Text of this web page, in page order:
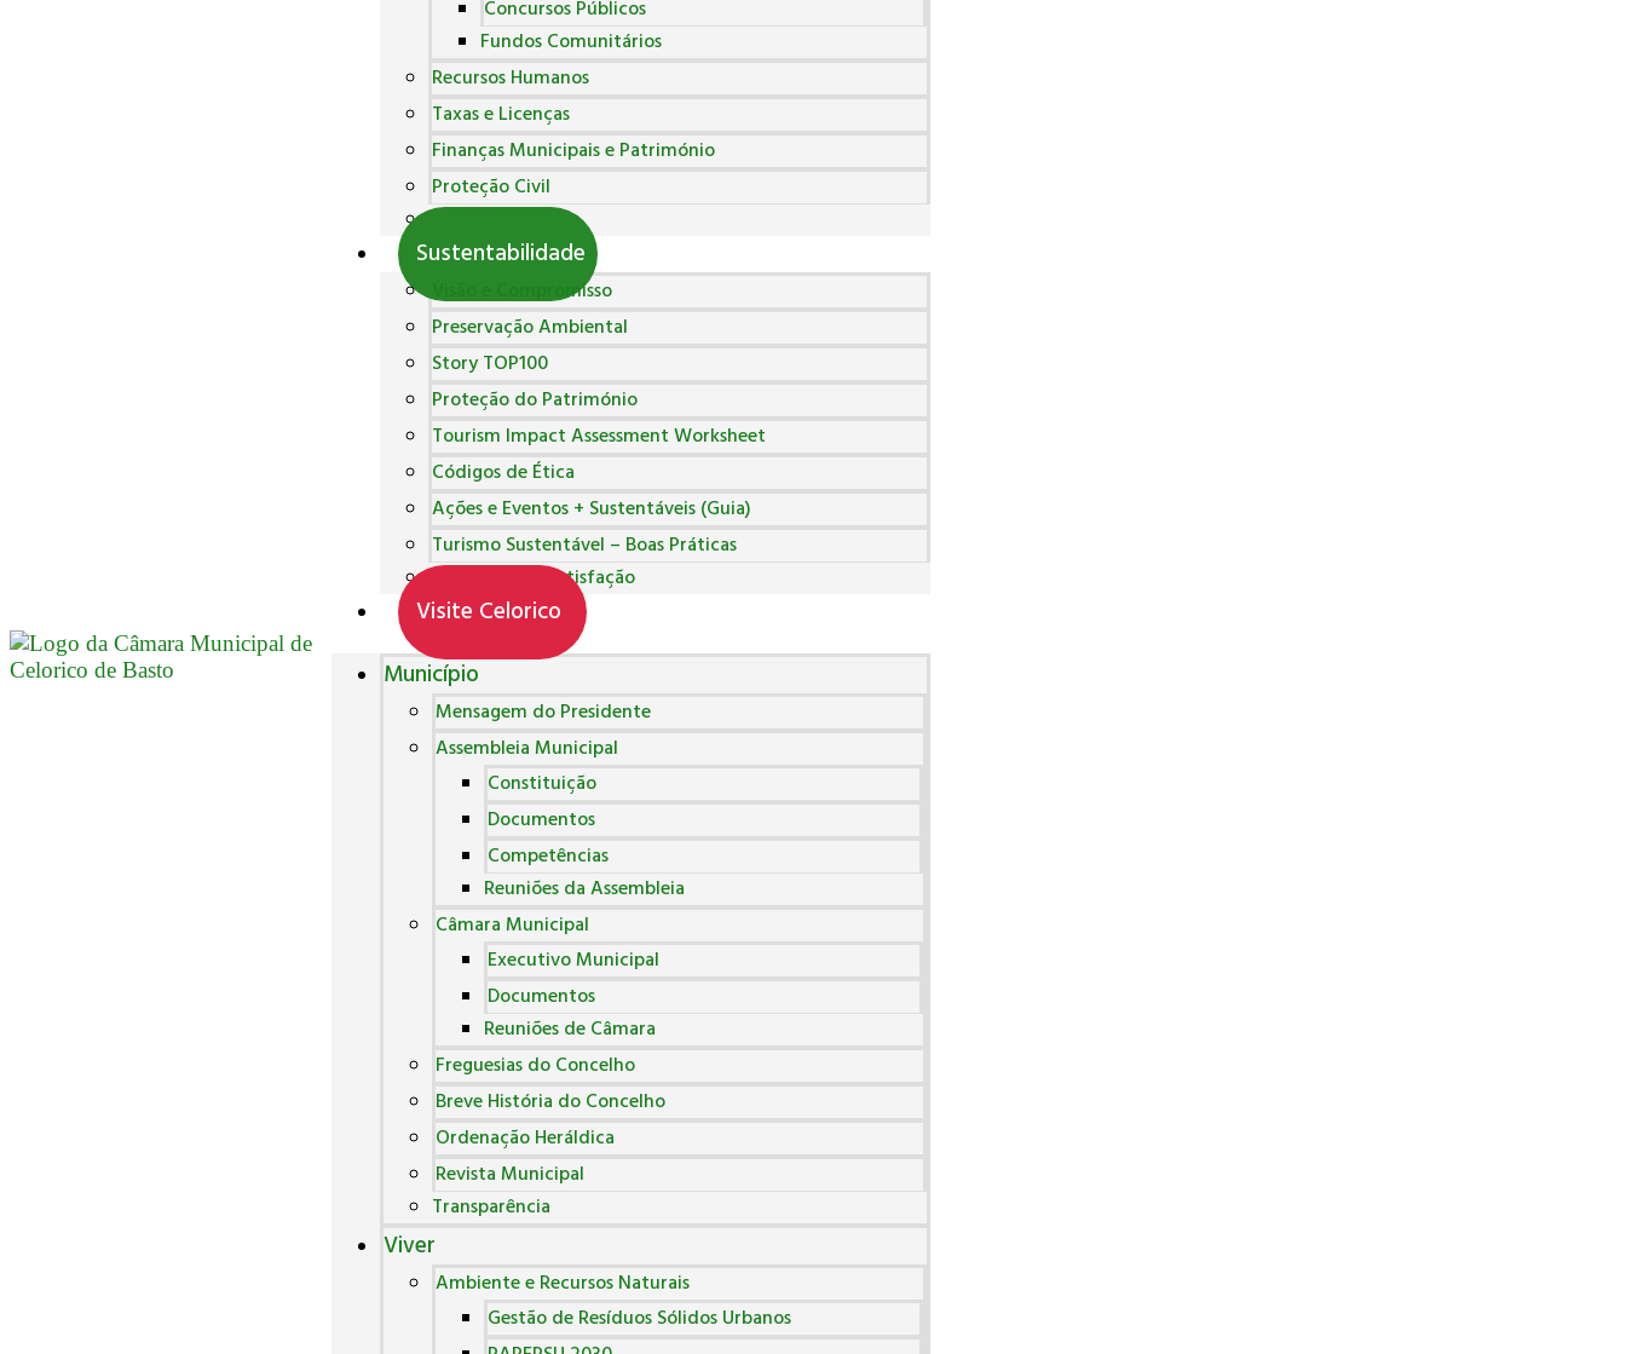
Concursos Públicos
Fundos Comunitários
Recursos Humanos
Taxas e Licenças
Finanças Municipais e Património
Proteção Civil
Polícia Municipal
Sustentabilidade
Visão e Compromisso
Preservação Ambiental
Story TOP100
Proteção do Património
Tourism Impact Assessment Worksheet
Códigos de Ética
Ações e Eventos + Sustentáveis (Guia)
Turismo Sustentável – Boas Práticas
Inquéritos de Satisfação
Visite Celorico
Município
Mensagem do Presidente
Assembleia Municipal
Constituição
Documentos
Competências
Reuniões da Assembleia
Câmara Municipal
Executivo Municipal
Documentos
Reuniões de Câmara
Freguesias do Concelho
Breve História do Concelho
Ordenação Heráldica
Revista Municipal
Transparência
Viver
Ambiente e Recursos Naturais
Gestão de Resíduos Sólidos Urbanos